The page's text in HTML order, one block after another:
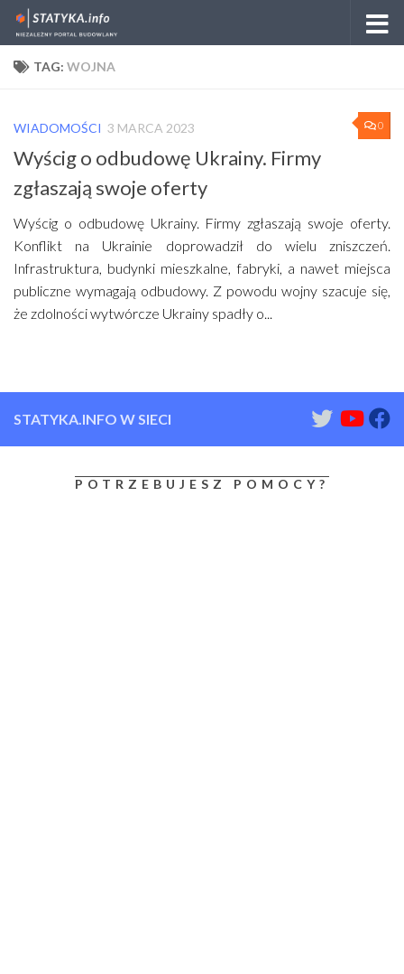
Skip to content
TAG: WOJNA
0
WIADOMOŚCI 3 MARCA 2023
Wyścig o odbudowę Ukrainy. Firmy
zgłaszają swoje oferty
Wyścig o odbudowę Ukrainy. Firmy zgłaszają swoje oferty.
Konflikt na Ukrainie doprowadził do wielu zniszczeń.
Infrastruktura, budynki mieszkalne, fabryki, a nawet miejsca
publiczne wymagają odbudowy. Z powodu wojny szacuje się,
że zdolności wytwórcze Ukrainy spadły o...
STATYKA.INFO W SIECI
POTRZEBUJESZ POMOCY?